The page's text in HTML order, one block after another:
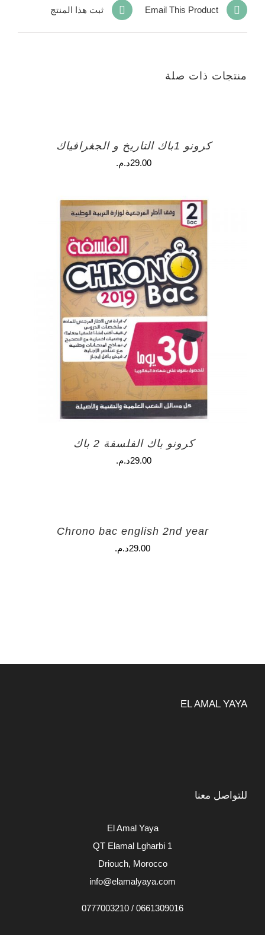
ثبت هذا المنتج Email This Product
منتجات ذات صلة
كرونو 1باك التاريخ و الجغرافياك
29.00د.م.
كرونو باك الفلسفة 2 باك
29.00د.م.
Chrono bac english 2nd year
29.00د.م.
EL AMAL YAYA
للتواصل معنا
El Amal Yaya
QT Elamal Lgharbi 1
Driouch, Morocco
info@elamalyaya.com
0661309016 / 0777003210